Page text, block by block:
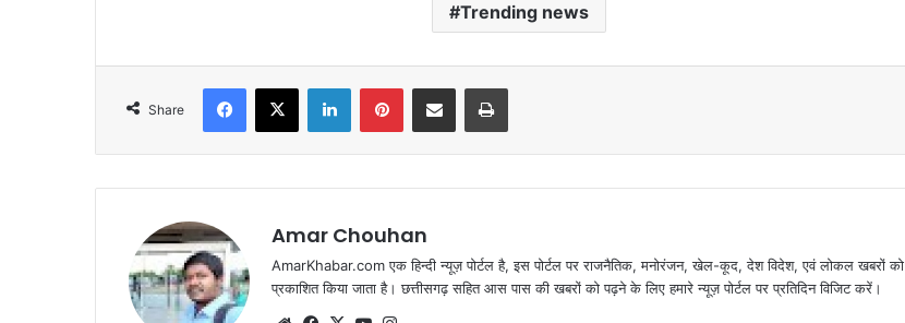
Trending news
Share
Facebook
X LinkedInPinterestShare via Email Print
Amar Chouhan
AmarKhabar.com एक हिन्दी न्यूज़ पोर्टल है, इस पोर्टल पर राजनैतिक, मनोरंजन, खेल-कूद, देश विदेश, एवं लोकल खबरों को
प्रकाशित किया जाता है। छत्तीसगढ़ सहित आस पास की खबरों को पढ़ने के लिए हमारे न्यूज़ पोर्टल पर प्रतिदिन विजिट करें।